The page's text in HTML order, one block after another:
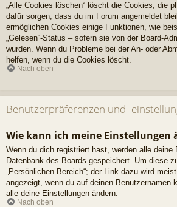
„Alle Cookies löschen“ löscht die Cookies, die
dafür sorgen, dass du im Forum angemeldet
ermöglichen Cookies einige Funktionen, wie
„Gelesen“-Status – sofern sie von der Board-
wurden. Wenn du Probleme bei der An- oder
helfen, wenn du die Cookies löscht.
Nach oben
Benutzerpräferenzen und -
Wie kann ich meine Einstellungen
Wenn du dich registriert hast, werden alle deine
Datenbank des Boards gespeichert. Um diese
„Persönlichen Bereich“; der Link dazu wird
angezeigt, wenn du auf deinen Benutzernamen
alle deine Einstellungen ändern.
Nach oben